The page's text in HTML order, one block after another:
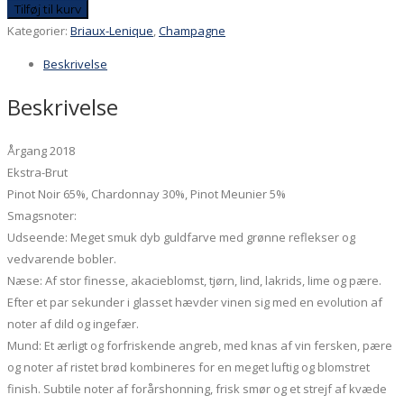
Lenique
Perle
Tilføj til kurv
Kategorier: Briaux-Lenique Champagne
Beskrivelse
Beskrivelse
Årgang 2018
Ekstra-Brut
Pinot Noir 65%, Chardonnay 30%, Pinot Meunier 5%
Smagsnoter:
Udseende: Meget smuk dyb guldfarve med grønne reflekser og
vedvarende bobler.
Næse: Af stor finesse, akacieblomst, tjørn, lind, lakrids, lime og pære.
Efter et par sekunder i glasset hævder vinen sig med en evolution af
noter af dild og ingefær.
Mund: Et ærligt og forfriskende angreb, med knas af vin fersken, pære
og noter af ristet brød kombineres for en meget luftig og blomstret
finish. Subtile noter af forårshonning, frisk smør og et strejf af kvæde